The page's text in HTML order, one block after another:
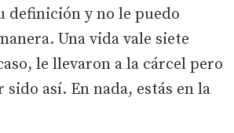
definición y no le puedo
Una vida vale siete
le llevaron a la cárcel pero
así. En nada, estás en la